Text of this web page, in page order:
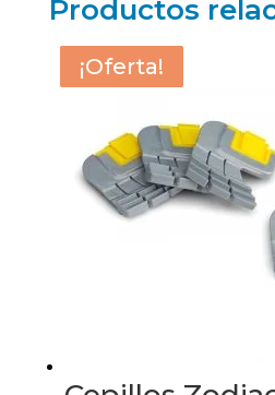
Productos
¡Oferta!
¡Oferta!
¡Oferta!
¡Oferta!